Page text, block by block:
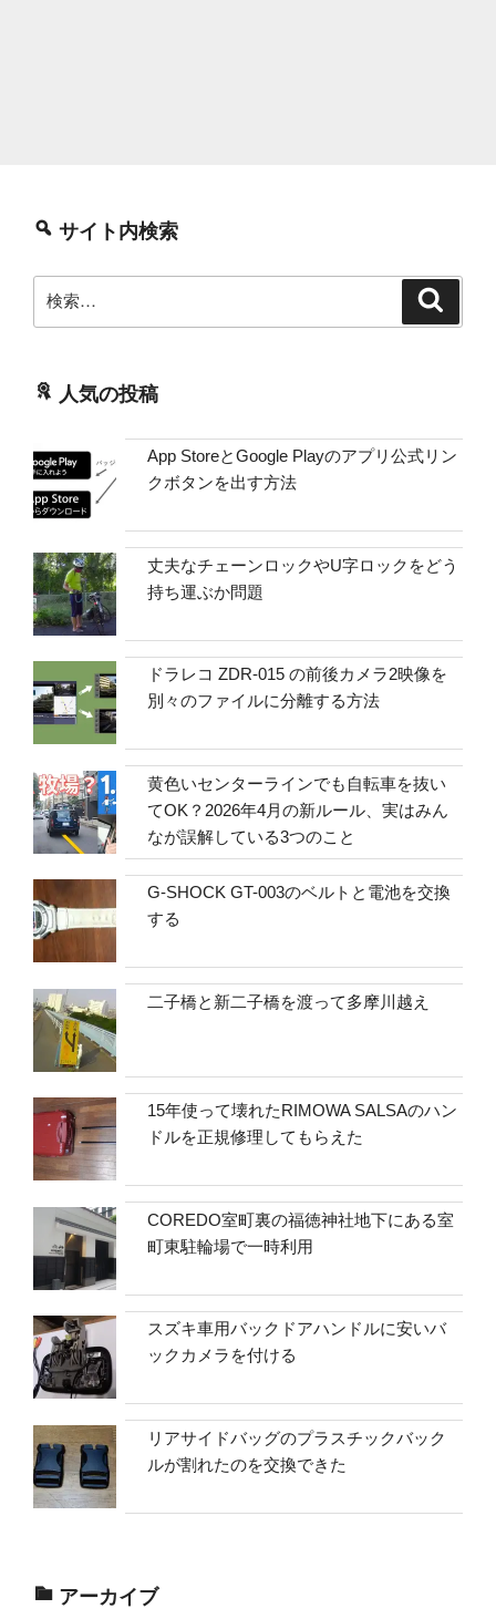
サイト内検索
索:
人気の投稿
App StoreとGoogle Playのアプリ公式リン
クボタンを出す方法
丈夫なチェーンロックやU字ロックをどう
持ち運ぶか問題
ドラレコ ZDR-015 の前後カメラ2映像を
別々のファイルに分離する方法
黄色いセンターラインでも自転車を抜い
てOK？2026年4月の新ルール、実はみん
なが誤解している3つのこと
G-SHOCK GT-003のベルトと電池を交換
する
二子橋と新二子橋を渡って多摩川越え
15年使って壊れたRIMOWA SALSAのハン
ドルを正規修理してもらえた
COREDO室町裏の福徳神社地下にある室
町東駐輪場で一時利用
スズキ車用バックドアハンドルに安いバ
ックカメラを付ける
リアサイドバッグのプラスチックバック
ルが割れたのを交換できた
アーカイブ